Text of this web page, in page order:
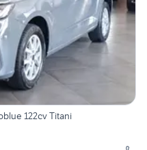
122cv Titani